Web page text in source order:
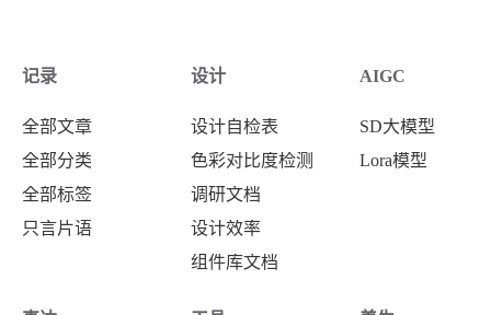
记录
全部文章
全部分类
全部标签
只言片语
设计
设计自检表
色彩对比度检测
调研文档
设计效率
组件库文档
AIGC
SD大模型
Lora模型